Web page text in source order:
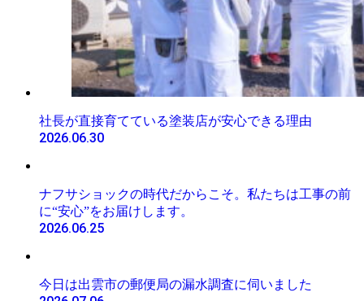
社長が直接育てている塗装店が安心できる理由
2026.06.30
ナフサショックの時代だからこそ。私たちは工事の前
に“安心”をお届けします。
2026.06.25
今日は出雲市の郵便局の漏水調査に伺いました